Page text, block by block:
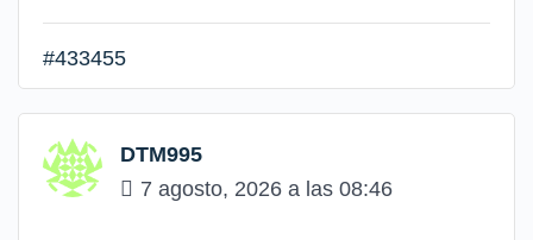
#433455
DTM995
7 agosto, 2026 a las 08:46